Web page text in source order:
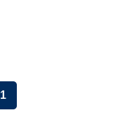
1